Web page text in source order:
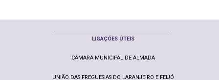
LIGAÇÕES ÚTEIS
CÂMARA MUNICIPAL DE ALMADA
UNIÃO DAS FREGUESIAS DO LARANJEIRO E FEIJÓ